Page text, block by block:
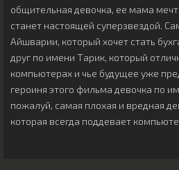
общительная девочка, ее мама
станет настоящей суперзвездой.
Айшварии, который хочет стать
друг по имени Тарик, который
компьютерах и чье будущее уже
героиня этого фильма девочка по
пожалуй, самая плохая и вредная
которая всегда поддевает